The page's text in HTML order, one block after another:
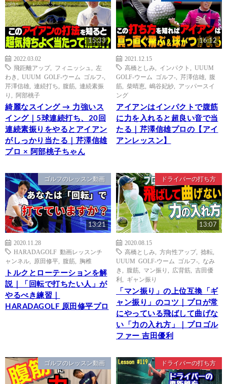
15:33
2022.03.02
飛距離アップ, フィニッシュ
左
わき
UUUM GOLF-ウーム ゴルフ-
芹澤信雄
連続打ち 腹筋
連続素振
り
阿部桃子
綺麗なスイング → 力強いス
イング｜5球連続打ち、20回
連続素振りをやるとアイアン
がしっかり当たる｜芹澤信雄
プロ × 阿部桃子ちゃん
16:12
2021.12.15
高橋としみ
インパクト
UUUM
GOLF-ウーム ゴルフ-
芹澤信雄
腹
筋
柴晴恵 嶋谷妃紗
アッパースイ
ング
アイアンはインパクトで腹筋
に力を入れると超良い音で当
たる｜芹澤信雄プロの【アイ
アンレッスン】
ゴルフのレッスン動画
13:21
2020.11.28
HARADAGOLF 動画レッスンチ
ャンネル
原田修平 腹筋 胸椎
トルクとローテーションを解
説｜「回転で打ちたい人」が
やるべき練習｜
HARADAGOLF 原田修平プロ
ドライバーの打ち方
13:07
2020.08.15
高橋としみ
方向性アップ, 捻転
UUUM GOLF-ウーム ゴルフ-
なみ
き
腹筋 マン振り 広背筋
吉田優
利
ギャン振り
「マン振り」の上位互換「ギ
ャン振り」のコツ｜プロが常
にやっている飛ばして曲げな
い「力の入れ方」｜プロゴル
ファー 吉田優利
ゴルフのレッスン動画 ドライバーの打ち方